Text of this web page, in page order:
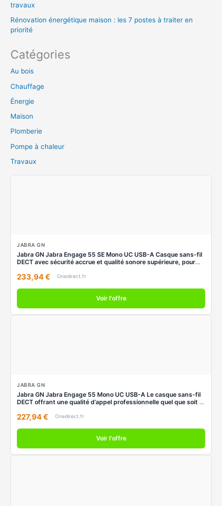
travaux
Rénovation énergétique maison : les 7 postes à traiter en
priorité
Catégories
Au bois
Chauffage
Énergie
Maison
Plomberie
Pompe à chaleur
Travaux
JABRA GN
Jabra GN Jabra Engage 55 SE Mono UC USB-A Casque sans-fil
DECT avec sécurité accrue et qualité sonore supérieure, pour
233,94 € Onedirect.fr
Voir l'offre
JABRA GN
Jabra GN Jabra Engage 55 Mono UC USB-A Le casque sans-fil
DECT offrant une qualité d’appel professionnelle quel que soit le
227,94 € Onedirect.fr
Voir l'offre